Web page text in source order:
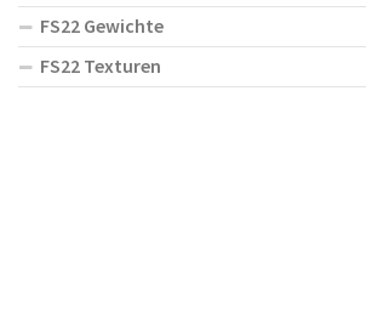
FS22 Gewichte
FS22 Texturen